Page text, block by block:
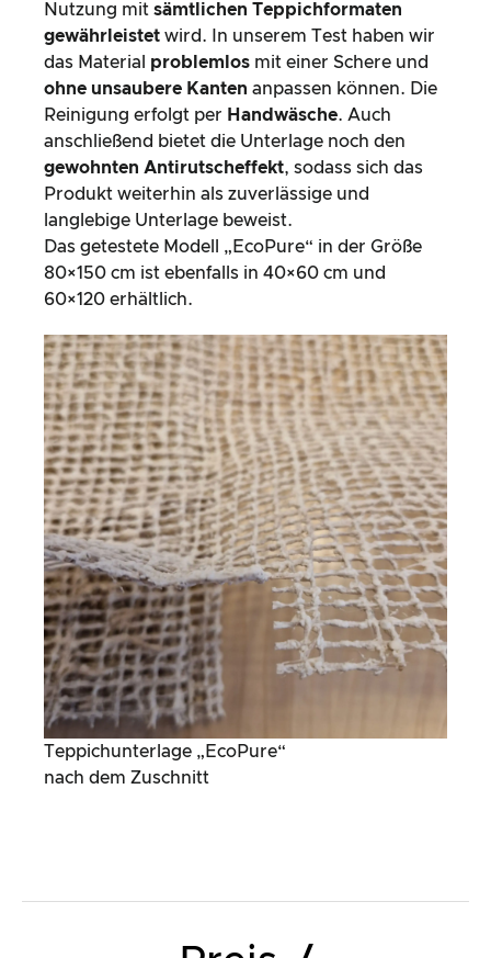
Nutzung mit sämtlichen Teppichformaten
gewährleistet wird. In unserem Test haben wir
das Material problemlos mit einer Schere und
ohne unsaubere Kanten anpassen können. Die
Reinigung erfolgt per Handwäsche. Auch
anschließend bietet die Unterlage noch den
gewohnten Antirutscheffekt, sodass sich das
Produkt weiterhin als zuverlässige und
langlebige Unterlage beweist.
Das getestete Modell „EcoPure“ in der Größe
80×150 cm ist ebenfalls in 40×60 cm und
60×120 erhältlich.
Teppichunterlage „EcoPure“
nach dem Zuschnitt